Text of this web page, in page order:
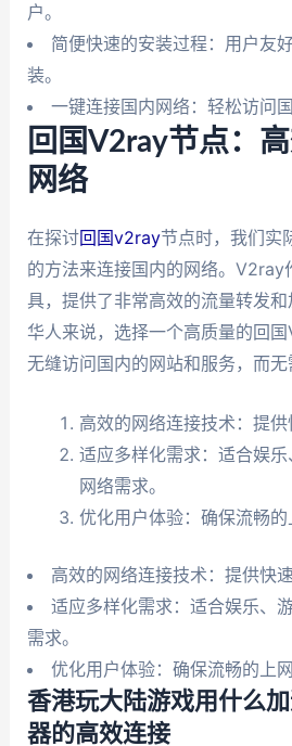
户。
简便快速的安装过程：用户友
装。
一键连接国内网络：轻松访问
回国V2ray节点：
网络
在探讨回国v2ray节点时，我们实
的方法来连接国内的网络。V2ray
具，提供了非常高效的流量转发
华人来说，选择一个高质量的回
无缝访问国内的网站和服务，而无
高效的网络连接技术：提供
适应多样化需求：适合娱
网络需求。
优化用户体验：确保流畅的
高效的网络连接技术：提供快
适应多样化需求：适合娱乐、
需求。
优化用户体验：确保流畅的上网
香港玩大陆游戏用什么
器的高效连接